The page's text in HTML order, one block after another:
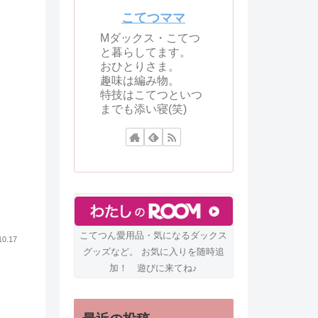
こてつママ
Mダックス・こてつ
と暮らしてます。
おひとりさま。
趣味は編み物。
特技はこてつといつ
までも添い寝(笑)
こてつん愛用品・気になるダックス
グッズなど。 お気に入りを随時追
加！ 遊びに来てね♪